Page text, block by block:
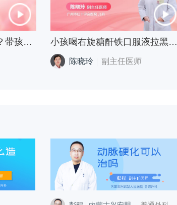
一到春天就过敏长湿疹？带孩子去户外跑出抵抗力 小孩喝右旋糖酐铁口服液拉黑便正常吗
陈晓玲 副主任医师